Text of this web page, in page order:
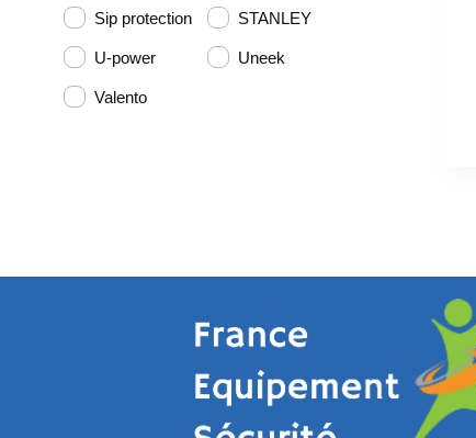
Sip protection STANLEY
U-power Uneek
Valento